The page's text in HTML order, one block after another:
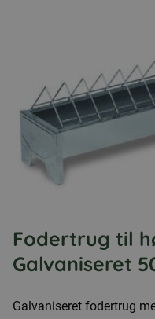
Fodertrug til
Galvaniseret
Galvaniseret fodertrug